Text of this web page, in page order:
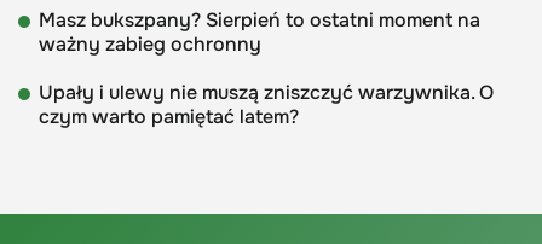
Masz bukszpany? Sierpień to ostatni moment na
ważny zabieg ochronny
Upały i ulewy nie muszą zniszczyć warzywnika. O
czym warto pamiętać latem?